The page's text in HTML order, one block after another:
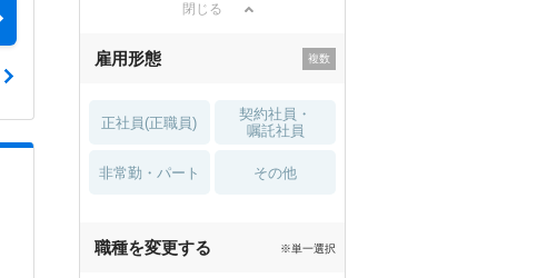
閉じる
雇用形態
正社員(正職員)
契約社員・
嘱託社員
非常勤・パート その他
職種を変更する ※単一選択